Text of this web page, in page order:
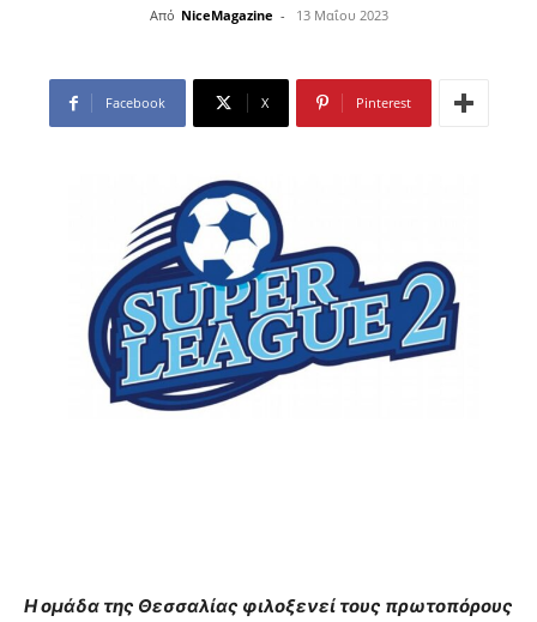
Από NiceMagazine - 13 Μαΐου 2023
Facebook X Pinterest
Η ομάδα της Θεσσαλίας φιλοξενεί τους πρωτοπόρους